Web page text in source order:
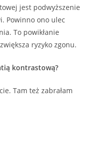
jest podwyższenie
Powinno ono ulec
To powikłanie
ryzyko zgonu.
kontrastową?
Tam też zabrałam